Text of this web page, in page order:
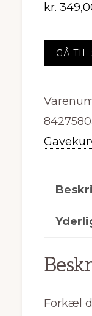
kr.
GÅ TIL
Forkæl